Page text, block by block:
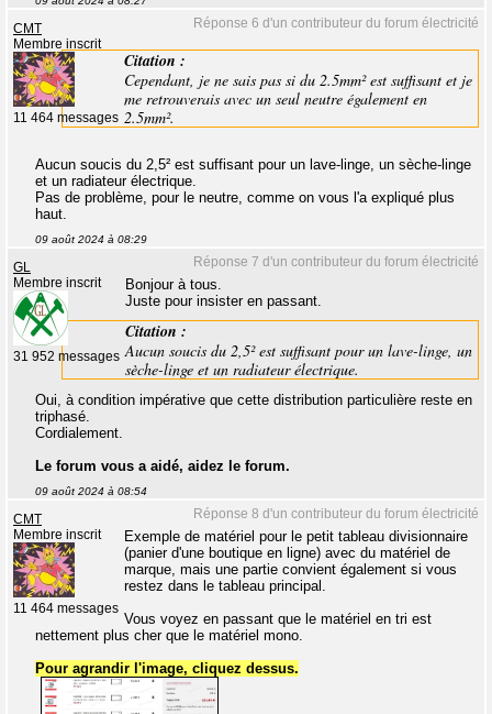
Réponse 6 d'un contributeur du forum électricité
CMT
Membre inscrit
11 464 messages
Citation :
Cependant, je ne sais pas si du 2.5mm² est suffisant et je
me retrouverais avec un seul neutre également en
2.5mm².
Aucun soucis du 2,5² est suffisant pour un lave-linge, un sèche-linge
et un radiateur électrique.
Pas de problème, pour le neutre, comme on vous l'a expliqué plus
haut.
09 août 2024 à 08:29
Réponse 7 d'un contributeur du forum électricité
GL
Membre inscrit
31 952 messages
Bonjour à tous.
Juste pour insister en passant.
Citation :
Aucun soucis du 2,5² est suffisant pour un lave-linge, un
sèche-linge et un radiateur électrique.
Oui, à condition impérative que cette distribution particulière reste en
triphasé.
Cordialement.
Le forum vous a aidé, aidez le forum.
09 août 2024 à 08:54
Réponse 8 d'un contributeur du forum électricité
CMT
Membre inscrit
11 464 messages
Exemple de matériel pour le petit tableau divisionnaire
(panier d'une boutique en ligne) avec du matériel de
marque, mais une partie convient également si vous
restez dans le tableau principal.
Vous voyez en passant que le matériel en tri est
nettement plus cher que le matériel mono.
Pour agrandir l'image, cliquez dessus.